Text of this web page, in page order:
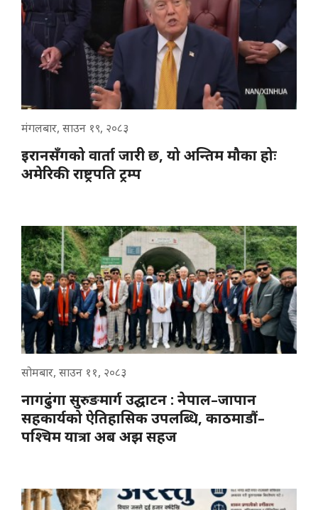
मंगलबार, साउन १९, २०८३
इरानसँगको वार्ता जारी छ, यो अन्तिम मौका होः
अमेरिकी राष्ट्रपति ट्रम्प
सोमबार, साउन ११, २०८३
नागढुंगा सुरुङमार्ग उद्घाटन : नेपाल–जापान
सहकार्यको ऐतिहासिक उपलब्धि, काठमाडौं–
पश्चिम यात्रा अब अझ सहज